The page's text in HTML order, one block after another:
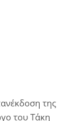
της
του Τάκη